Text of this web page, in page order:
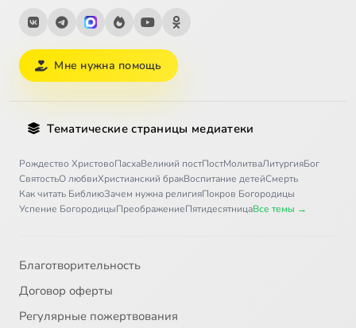
Мне нужна помощь
Тематические страницы медиатеки
Рождество ХристовоПасхаВеликий постПостМолитваЛитургияБог
СвятостьО любвиХристианский бракВоспитание детейСмерть
Как читать БиблиюЗачем нужна религияПокров Богородицы
Успение БогородицыПреображениеПятидесятницаВсе темы →
Благотворительность
Договор оферты
Регулярные пожертвования